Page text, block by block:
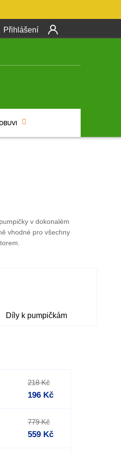
PODMÍNKY OCHRANY
Přihlášení
v dokonalém
vhodné pro všechny
Díly k pumpičkám
218 Kč
196 Kč
779 Kč
559 Kč